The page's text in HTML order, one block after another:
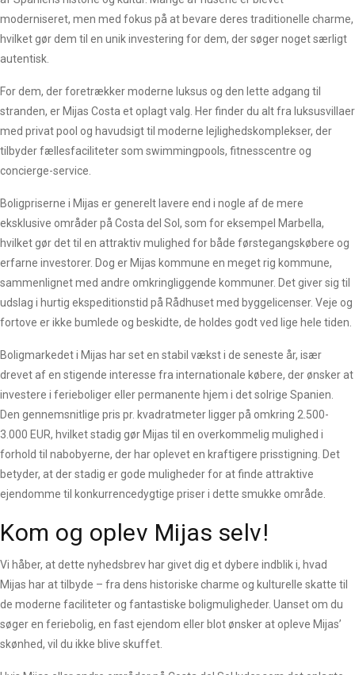
moderniseret, men med fokus på at bevare deres traditionelle charme,
hvilket gør dem til en unik investering for dem, der søger noget særligt
autentisk.
For dem, der foretrækker moderne luksus og den lette adgang til
stranden, er Mijas Costa et oplagt valg. Her finder du alt fra luksusvillaer
med privat pool og havudsigt til moderne lejlighedskomplekser, der
tilbyder fællesfaciliteter som swimmingpools, fitnesscentre og
concierge-service.
Boligpriserne i Mijas er generelt lavere end i nogle af de mere
eksklusive områder på Costa del Sol, som for eksempel Marbella,
hvilket gør det til en attraktiv mulighed for både førstegangskøbere og
erfarne investorer. Dog er Mijas kommune en meget rig kommune,
sammenlignet med andre omkringliggende kommuner. Det giver sig til
udslag i hurtig ekspeditionstid på Rådhuset med byggelicenser. Veje og
fortove er ikke bumlede og beskidte, de holdes godt ved lige hele tiden.
Boligmarkedet i Mijas har set en stabil vækst i de seneste år, især
drevet af en stigende interesse fra internationale købere, der ønsker at
investere i ferieboliger eller permanente hjem i det solrige Spanien.
Den gennemsnitlige pris pr. kvadratmeter ligger på omkring 2.500-
3.000 EUR, hvilket stadig gør Mijas til en overkommelig mulighed i
forhold til nabobyerne, der har oplevet en kraftigere prisstigning. Det
betyder, at der stadig er gode muligheder for at finde attraktive
ejendomme til konkurrencedygtige priser i dette smukke område.
Kom og oplev Mijas selv!
Vi håber, at dette nyhedsbrev har givet dig et dybere indblik i, hvad
Mijas har at tilbyde – fra dens historiske charme og kulturelle skatte til
de moderne faciliteter og fantastiske boligmuligheder. Uanset om du
søger en feriebolig, en fast ejendom eller blot ønsker at opleve Mijas’
skønhed, vil du ikke blive skuffet.